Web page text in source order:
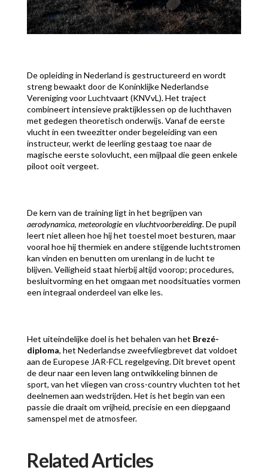
De opleiding in Nederland is gestructureerd en wordt
streng bewaakt door de Koninklijke Nederlandse
Vereniging voor Luchtvaart (KNVvL). Het traject
combineert intensieve praktijklessen op de luchthaven
met gedegen theoretisch onderwijs. Vanaf de eerste
vlucht in een tweezitter onder begeleiding van een
instructeur, werkt de leerling gestaag toe naar de
magische eerste solovlucht, een mijlpaal die geen enkele
piloot ooit vergeet.
De kern van de training ligt in het begrijpen van
aerodynamica, meteorologieen vluchtvoorbereiding. De pupil
leert niet alleen hoe hij het toestel moet besturen, maar
vooral hoe hij thermiek en andere stijgende luchtstromen
kan vinden en benutten om urenlang in de lucht te
blijven. Veiligheid staat hierbij altijd voorop; procedures,
besluitvorming en het omgaan met noodsituaties vormen
een integraal onderdeel van elke les.
Het uiteindelijke doel is het behalen van het Brezé-
diploma, het Nederlandse zweefvliegbrevet dat voldoet
aan de Europese JAR-FCL regelgeving. Dit brevet opent
de deur naar een leven lang ontwikkeling binnen de
sport, van het vliegen van cross-country vluchten tot het
deelnemen aan wedstrijden. Het is het begin van een
passie die draait om vrijheid, precisie en een diepgaand
samenspel met de atmosfeer.
Related Articles